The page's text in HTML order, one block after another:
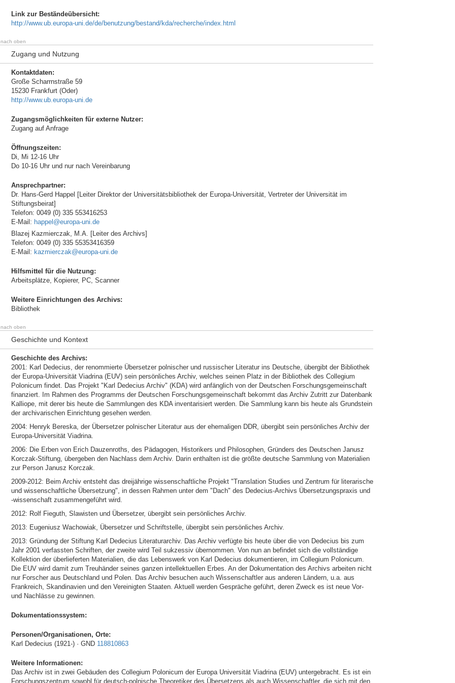
Link zur Beständeübersicht:
http://www.ub.europa-uni.de/de/benutzung/bestand/kda/recherche/index.html
nach oben
Zugang und Nutzung
Kontaktdaten:
Große Scharrnstraße 59
15230 Frankfurt (Oder)
http://www.ub.europa-uni.de
Zugangsmöglichkeiten für externe Nutzer:
Zugang auf Anfrage
Öffnungszeiten:
Di, Mi 12-16 Uhr
Do 10-16 Uhr und nur nach Vereinbarung
Ansprechpartner:
Dr. Hans-Gerd Happel [Leiter Direktor der Universitätsbibliothek der Europa-Universität, Vertreter der Universität im
Stiftungsbeirat]
Telefon: 0049 (0) 335 553416253
E-Mail: happel@europa-uni.de
Blazej Kazmierczak, M.A. [Leiter des Archivs]
Telefon: 0049 (0) 335 55353416359
E-Mail: kazmierczak@europa-uni.de
Hilfsmittel für die Nutzung:
Arbeitsplätze, Kopierer, PC, Scanner
Weitere Einrichtungen des Archivs:
Bibliothek
nach oben
Geschichte und Kontext
Geschichte des Archivs:
2001: Karl Dedecius, der renommierte Übersetzer polnischer und russischer Literatur ins Deutsche, übergibt der Bibliothek
der Europa-Universität Viadrina (EUV) sein persönliches Archiv, welches seinen Platz in der Bibliothek des Collegium
Polonicum findet. Das Projekt "Karl Dedecius Archiv" (KDA) wird anfänglich von der Deutschen Forschungsgemeinschaft
finanziert. Im Rahmen des Programms der Deutschen Forschungsgemeinschaft bekommt das Archiv Zutritt zur Datenbank
Kalliope, mit derer bis heute die Sammlungen des KDA inventarisiert werden. Die Sammlung kann bis heute als Grundstein
der archivarischen Einrichtung gesehen werden.
2004: Henryk Bereska, der Übersetzer polnischer Literatur aus der ehemaligen DDR, übergibt sein persönliches Archiv der
Europa-Universität Viadrina.
2006: Die Erben von Erich Dauzenroths, des Pädagogen, Historikers und Philosophen, Gründers des Deutschen Janusz
Korczak-Stiftung, übergeben den Nachlass dem Archiv. Darin enthalten ist die größte deutsche Sammlung von Materialien
zur Person Janusz Korczak.
2009-2012: Beim Archiv entsteht das dreijährige wissenschaftliche Projekt "Translation Studies und Zentrum für literarische
und wissenschaftliche Übersetzung", in dessen Rahmen unter dem "Dach" des Dedecius-Archivs Übersetzungspraxis und
-wissenschaft zusammengeführt wird.
2012: Rolf Fieguth, Slawisten und Übersetzer, übergibt sein persönliches Archiv.
2013: Eugeniusz Wachowiak, Übersetzer und Schriftstelle, übergibt sein persönliches Archiv.
2013: Gründung der Stiftung Karl Dedecius Literaturarchiv. Das Archiv verfügte bis heute über die von Dedecius bis zum
Jahr 2001 verfassten Schriften, der zweite wird Teil sukzessiv übernommen. Von nun an befindet sich die vollständige
Kollektion der überlieferten Materialien, die das Lebenswerk von Karl Dedecius dokumentieren, im Collegium Polonicum.
Die EUV wird damit zum Treuhänder seines ganzen intellektuellen Erbes. An der Dokumentation des Archivs arbeiten nicht
nur Forscher aus Deutschland und Polen. Das Archiv besuchen auch Wissenschaftler aus anderen Ländern, u.a. aus
Frankreich, Skandinavien und den Vereinigten Staaten. Aktuell werden Gespräche geführt, deren Zweck es ist neue Vor-
und Nachlässe zu gewinnen.
Dokumentationssystem:
Personen/Organisationen, Orte:
Karl Dedecius (1921-) · GND 118810863
Weitere Informationen:
Das Archiv ist in zwei Gebäuden des Collegium Polonicum der Europa Universität Viadrina (EUV) untergebracht. Es ist ein
Forschungszentrum sowohl für deutsch-polnische Theoretiker des Übersetzens als auch Wissenschaftler, die sich mit den